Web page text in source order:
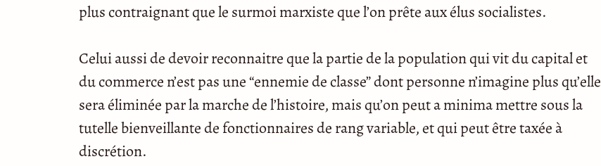
plus contraignant que le surmoi marxiste que l’on prête aux élus socialistes.
Celui aussi de devoir reconnaitre que la partie de la population qui vit du capital et
du commerce n’est pas une “ennemie de classe” dont personne n’imagine plus qu’elle
sera éliminée par la marche de l’histoire, mais qu’on peut a minima mettre sous la
tutelle bienveillante de fonctionnaires de rang variable, et qui peut être taxée à
discrétion.